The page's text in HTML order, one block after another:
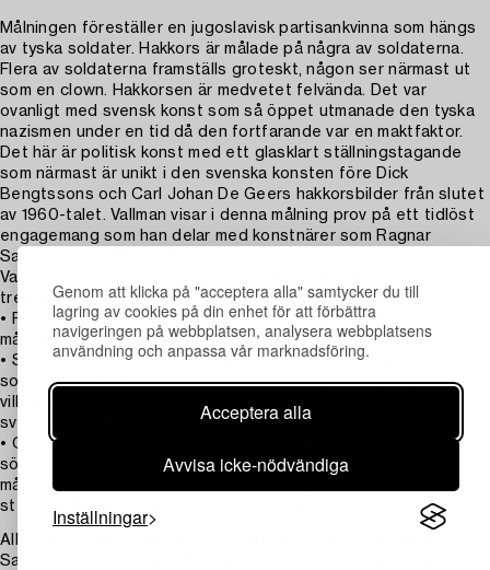
Genom att klicka på "acceptera alla" samtycker du till
lagring av cookies på din enhet för att förbättra
navigeringen på webbplatsen, analysera webbplatsens
användning och anpassa vår marknadsföring.
Acceptera alla
Avvisa icke-nödvändiga
Inställningar
Målningen föreställer en jugoslavisk partisankvinna som hängs
av tyska soldater. Hakkors är målade på några av soldaterna.
Flera av soldaterna framställs groteskt, någon ser närmast ut
som en clown. Hakkorsen är medvetet felvända. Det var
ovanligt med svensk konst som så öppet utmanade den tyska
nazismen under en tid då den fortfarande var en maktfaktor.
Det här är politisk konst med ett glasklart ställningstagande
som närmast är unikt i den svenska konsten före Dick
Bengtssons och Carl Johan De Geers hakkorsbilder från slutet
av 1960-talet. Vallman visar i denna målning prov på ett tidlöst
engagemang som han delar med konstnärer som Ragnar
Sandberg och Marina Abramovic.
Vallmans målning hänger tidsmässigt och stilistiskt samman med
tre ikoniska verk från samma period:
• Ragnar Sandbergs Non-intervention från 1937 som han
målade i vrede över Francos illdåd i Spanien.
• Sven X-et Erixons målarens hus från 1942 (Moderna museet)
som föreställer konstnären och hans familj i Saltsjöbadens
villastadsidyll - i krigets skugga med svenska krigsflygplan
svävande i luften invid kyrktornet.
• Olle Olsson Hagalunds Djurgårdsbron från 1943, där allt är
söndag, och bara några flanerande flottister påminner om att
målningen gjordes mitt under brinnande världskrig och bara ett
stenkast från flottans område i Stockholm.
Alla fyra konstnärerna skapar färgexplosioner, men bara
Sandberg och Vallman går mer aggressivt i klinch med krigets